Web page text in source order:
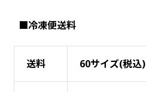
■冷凍便送料
送料 60サイズ(税込)